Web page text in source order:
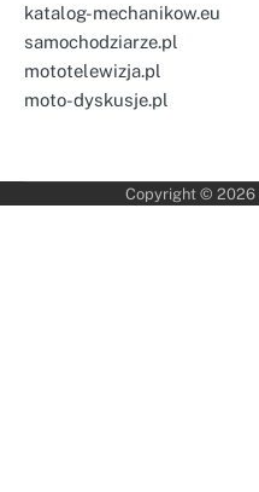
katalog-mechanikow.eu
samochodziarze.pl
mototelewizja.pl
moto-dyskusje.pl
Copyright © 2026